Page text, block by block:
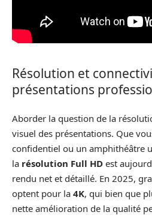
Résolution et
présentations
Aborder la question de la
visuel des présentations. Que
confidentiel ou un amphithéâtre
la résolution Full HD est
rendu net et détaillé. En 2025,
optent pour la 4K, qui bien que
nette amélioration de la qualité